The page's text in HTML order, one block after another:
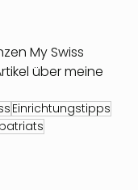
My Swiss
über meine
Einrichtungstipps